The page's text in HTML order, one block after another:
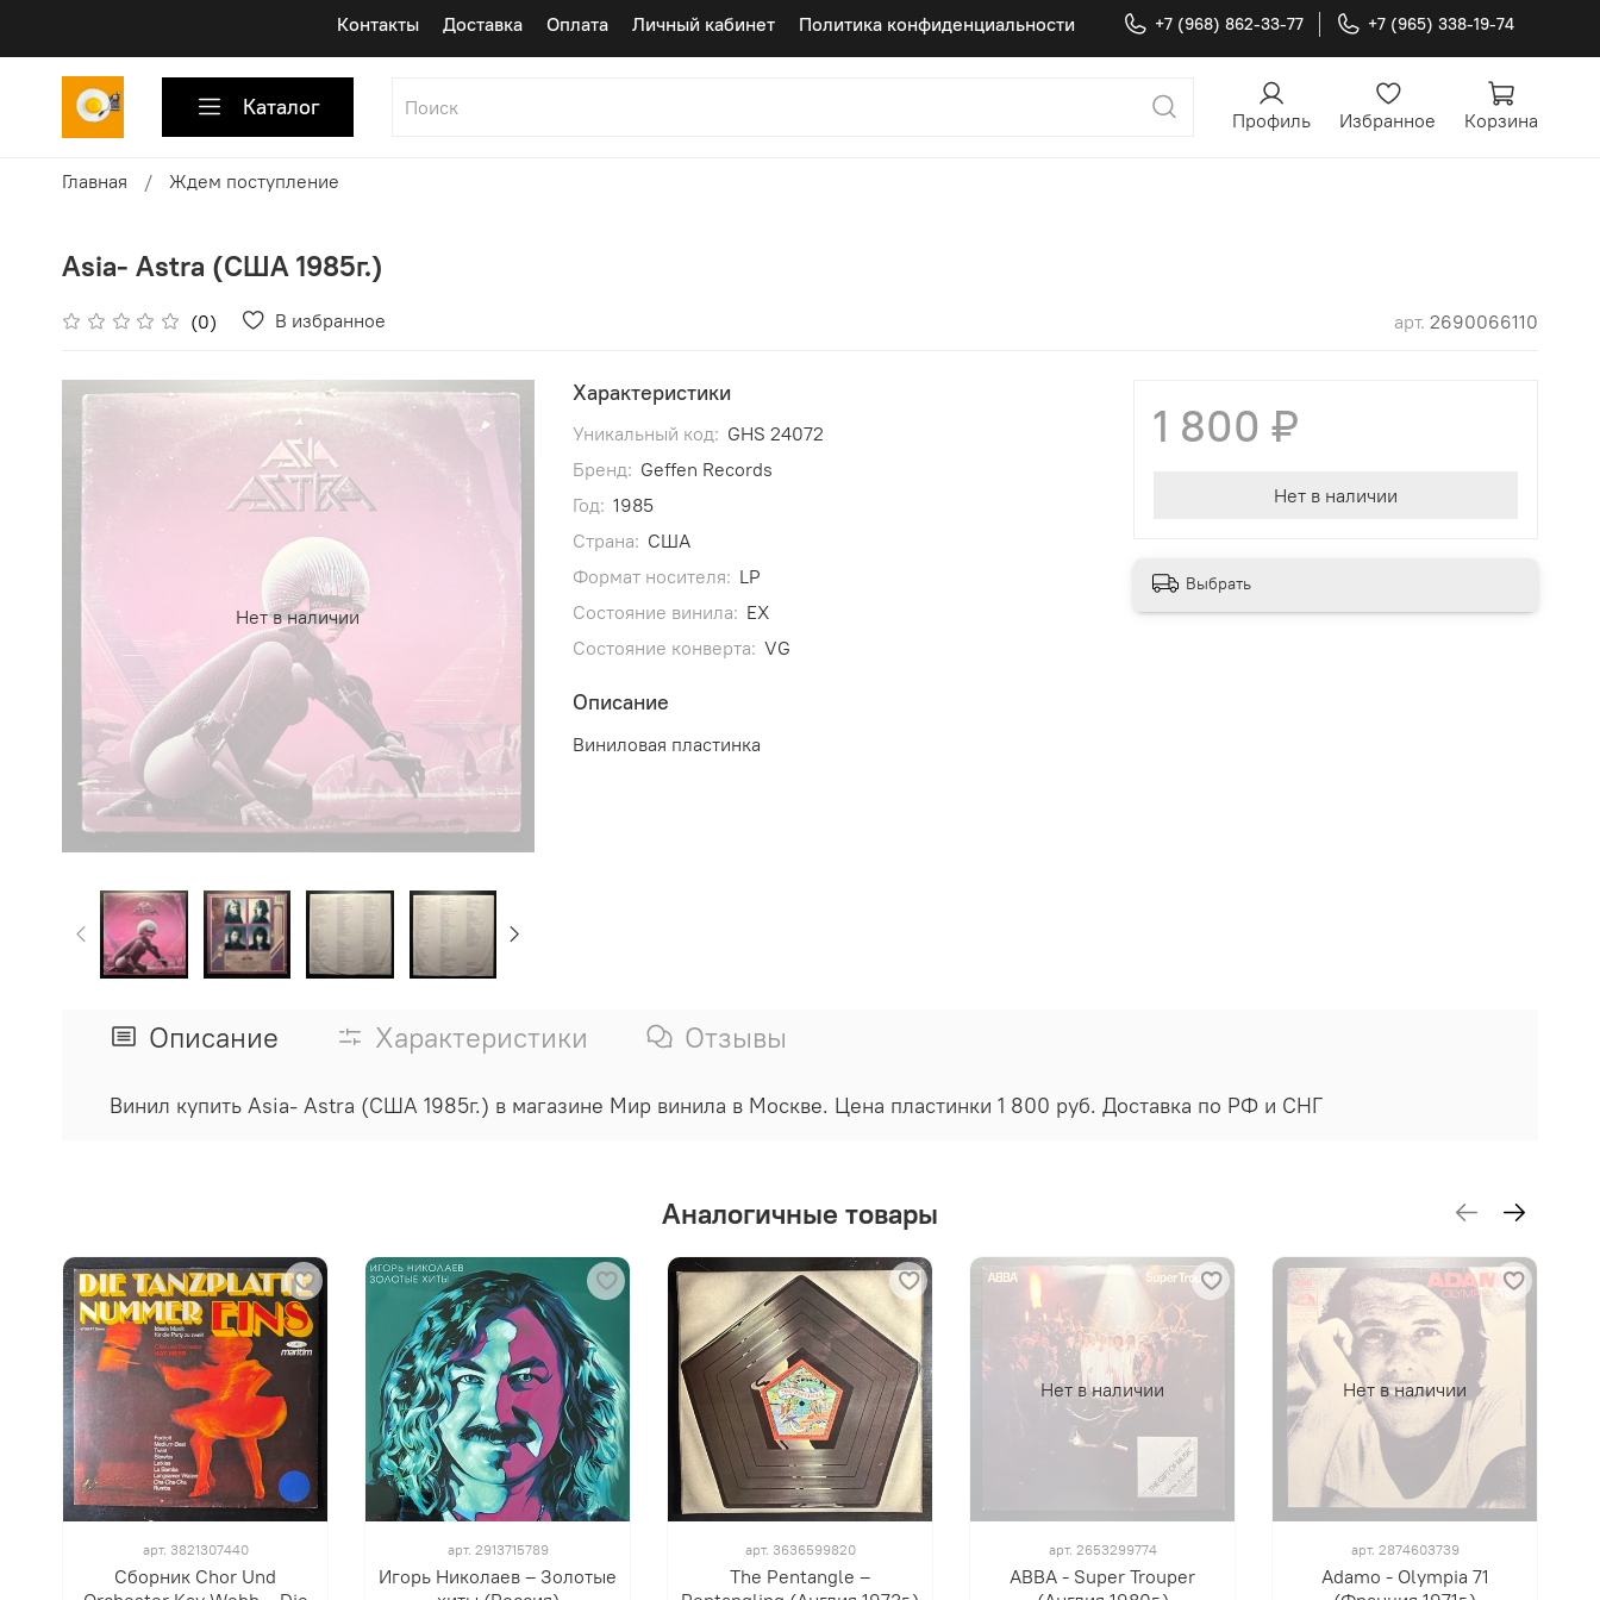
Контакты Доставка Оплата Личный кабинет Политика конфиденциальности +7 (968) 862-33-77 +7 (965) 338-19-74
Каталог Профиль Избранное Корзина
Главная Ждем поступление
Asia- Astra (США 1985г.)
(0) В избранное арт. 2690066110
Нет в наличии
Характеристики
Уникальный код: GHS 24072
Бренд: Geffen Records
Год: 1985
Страна: США
Формат носителя: LP
Состояние винила: EX
Состояние конверта: VG
Описание
Виниловая пластинка
1 800 ₽
Нет в наличии
Выбрать
Описание Характеристики Отзывы
Винил купить Asia- Astra (США 1985г.) в магазине Мир винила в Москве. Цена пластинки 1 800 руб. Доставка по РФ и СНГ
Аналогичные товары
арт. 3821307440
Сборник Chor Und
арт. 2913715789
Игорь Николаев ‎– Золотые
арт. 3636599820
The Pentangle ‎–
Нет в наличии
арт. 2653299774
ABBA - Super Trouper
Нет в наличии
арт. 2874603739
Adamo - Olympia 71